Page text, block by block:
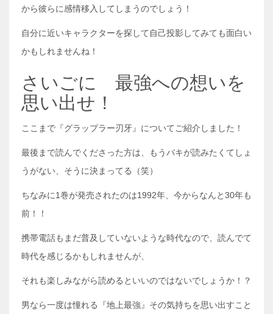
から彼らに感情移入してしまうのでしょう！
自分に近いキャラクターを探して自己投影してみても面白い
かもしれませんね！
さいごに 最強への想いを
思い出せ！
ここまで『グラップラー刃牙』についてご紹介しました！
最後まで読んでくださった方は、もうバキが読みたくてしょ
うがない、そうに決まってる（笑）
ちなみに1巻が発売されたのは1992年、今からなんと30年も
前！！
携帯電話もまだ普及していないような時代なので、読んでて
時代を感じるかもしれませんが、
それも楽しみながら読めるといいのではないでしょうか！？
男なら一度は憧れる『地上最強』その気持ちを思い出すこと